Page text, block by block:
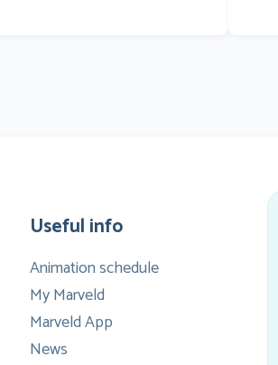
Useful info
Animation schedule
My Marveld
Marveld App
News